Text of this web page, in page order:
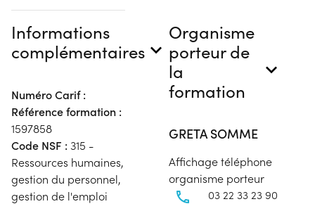
Informations
complémentaires
Numéro Carif :
Référence formation :
1597858
Code NSF : 315 -
Ressources humaines,
gestion du personnel,
gestion de l'emploi
Organisme
porteur de
la
formation
GRETA SOMME
Affichage téléphone
organisme porteur
03 22 33 23 90